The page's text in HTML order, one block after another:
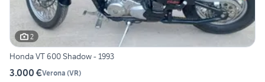
2
Honda VT 600 Shadow - 1993
3.000 €Verona (VR)